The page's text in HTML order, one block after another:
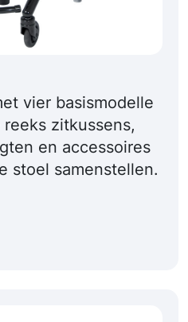
vier basismodelle
zitkussens,
en accessoires
stoel samenstellen.